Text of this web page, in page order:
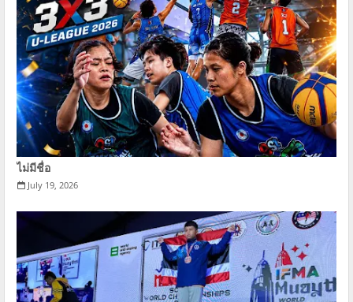
ไม่มีชื่อ
July 19, 2026